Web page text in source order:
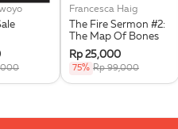
Francesca Haig
The Fire Sermon #2:
The Map Of Bones
Rp 25,000
75% Rp 99,000